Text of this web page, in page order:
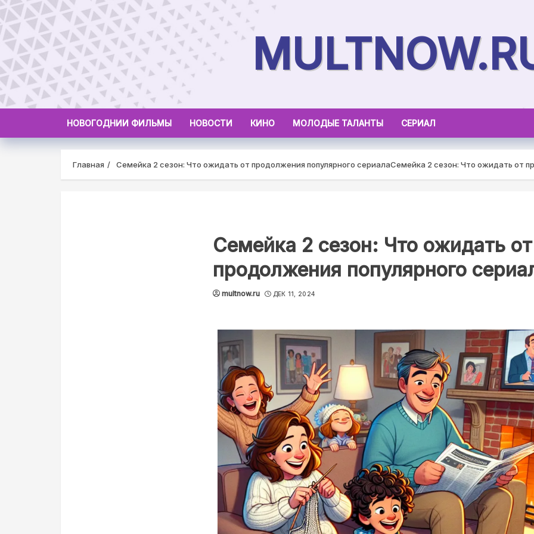
Skip
to
content
НОВОГОДНИИ ФИЛЬМЫ НОВОСТИ КИНО МОЛОДЫЕ ТАЛАНТЫ СЕРИАЛ
Главная Семейка 2 сезон: Что ожидать от продолжения популярного сериалаСемейка 2 сезон: Что ожидать от
Семейка 2 сезон: Что ожидать от
продолжения популярного
multnow.ru ДЕК 11, 2024